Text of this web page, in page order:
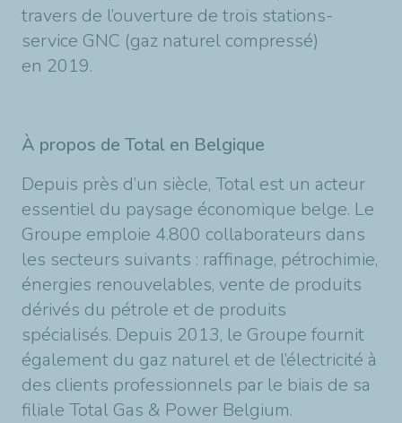
travers de l’ouverture de trois stations-
service GNC (gaz naturel compressé)
en 2019.
À propos de Total en Belgique
Depuis près d’un siècle, Total est un acteur
essentiel du paysage économique belge. Le
Groupe emploie 4.800 collaborateurs dans
les secteurs suivants : raffinage, pétrochimie,
énergies renouvelables, vente de produits
dérivés du pétrole et de produits
spécialisés. Depuis 2013, le Groupe fournit
également du gaz naturel et de l’électricité à
des clients professionnels par le biais de sa
filiale Total Gas & Power Belgium.